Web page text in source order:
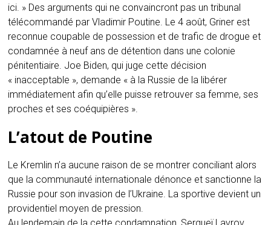
ici. » Des arguments qui ne convaincront pas un tribunal
télécommandé par Vladimir Poutine. Le 4 août, Griner est
reconnue coupable de possession et de trafic de drogue et
condamnée à neuf ans de détention dans une colonie
pénitentiaire. Joe Biden, qui juge cette décision
« inacceptable », demande « à la Russie de la libérer
immédiatement afin qu’elle puisse retrouver sa femme, ses
proches et ses coéquipières ».
L’atout de Poutine
Le Kremlin n’a aucune raison de se montrer conciliant alors
que la communauté internationale dénonce et sanctionne la
Russie pour son invasion de l’Ukraine. La sportive devient un
providentiel moyen de pression.